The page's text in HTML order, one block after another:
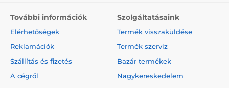
További információk
Elérhetőségek
Reklamációk
Szállítás és fizetés
A cégről
Szolgáltatásaink
Termék visszaküldése
Termék szerviz
Bazár termékek
Nagykereskedelem